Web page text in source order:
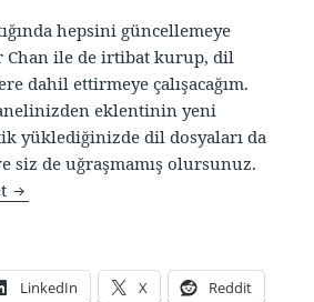
hepsini güncellemeye
Chan ile de irtibat kurup, dil
dahil ettirmeye çalışacağım.
eklentinin yeni
yüklediğinizde dil dosyaları da
siz de uğraşmamış olursunuz.
16 adet Türkçe WordPress eklentisi
LinkedIn X Reddit